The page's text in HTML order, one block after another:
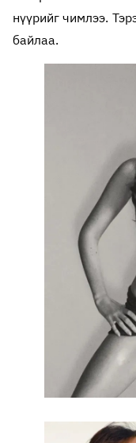
нүүрийг чимлээ.
байлаа.